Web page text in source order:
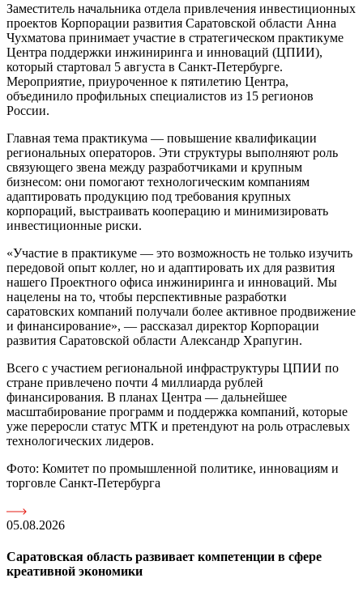
Заместитель начальника отдела привлечения инвестиционных
проектов Корпорации развития Саратовской области Анна
Чухматова принимает участие в стратегическом практикуме
Центра поддержки инжиниринга и инноваций (ЦПИИ),
который стартовал 5 августа в Санкт-Петербурге.
Мероприятие, приуроченное к пятилетию Центра,
объединило профильных специалистов из 15 регионов
России.
Главная тема практикума — повышение квалификации
региональных операторов. Эти структуры выполняют роль
связующего звена между разработчиками и крупным
бизнесом: они помогают технологическим компаниям
адаптировать продукцию под требования крупных
корпораций, выстраивать кооперацию и минимизировать
инвестиционные риски.
«Участие в практикуме — это возможность не только изучить
передовой опыт коллег, но и адаптировать их для развития
нашего Проектного офиса инжиниринга и инноваций. Мы
нацелены на то, чтобы перспективные разработки
саратовских компаний получали более активное продвижение
и финансирование», — рассказал директор Корпорации
развития Саратовской области Александр Храпугин.
Всего с участием региональной инфраструктуры ЦПИИ по
стране привлечено почти 4 миллиарда рублей
финансирования. В планах Центра — дальнейшее
масштабирование программ и поддержка компаний, которые
уже переросли статус МТК и претендуют на роль отраслевых
технологических лидеров.
Фото: Комитет по промышленной политике, инновациям и
торговле Санкт-Петербурга
05.08.2026
Саратовская область развивает компетенции в сфере
креативной экономики